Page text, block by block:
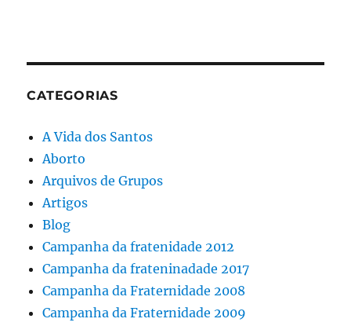
CATEGORIAS
A Vida dos Santos
Aborto
Arquivos de Grupos
Artigos
Blog
Campanha da fratenidade 2012
Campanha da frateninadade 2017
Campanha da Fraternidade 2008
Campanha da Fraternidade 2009